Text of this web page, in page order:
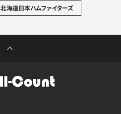
北海道日本ハムファイターズ